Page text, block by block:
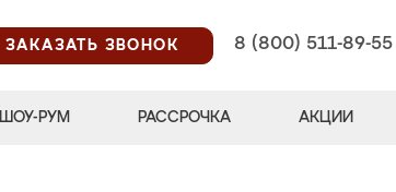
ЗАКАЗАТЬ ЗВОНОК
8 (800) 511-89-55
ШОУ-РУМ РАССРОЧКА АКЦИИ